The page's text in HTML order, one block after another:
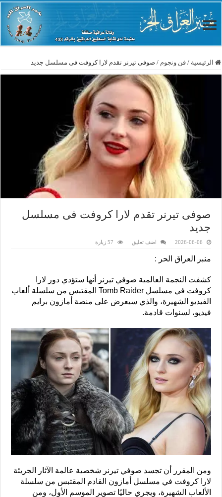
الرئيسية / فن ونجوم / صوفى تيرنر تقدم لارا كروفت فى مسلسل جديد
صوفى تيرنر تقدم لارا كروفت فى مسلسل
جديد
2026-06-06 اضف تعليق 57 زيارة
منبر العراق الحر :
كشفت النجمة العالمية صوفي تيرنر أنها ستؤدي دور لارا
كروفت في مسلسل Tomb Raider المقتبس من سلسلة ألعاب
الفيديو الشهيرة، والذي سيعرض على منصة أمازون برايم
فيديو، لسنوات قادمة.
ومن المقرر أن تجسد صوفي تيرنر شخصية عالمة الآثار الجريئة
لارا كروفت في مسلسل أمازون القادم المقتبس من سلسلة
الألعاب الشهيرة، ويجري حاليًا تصوير الموسم الأول، ومن